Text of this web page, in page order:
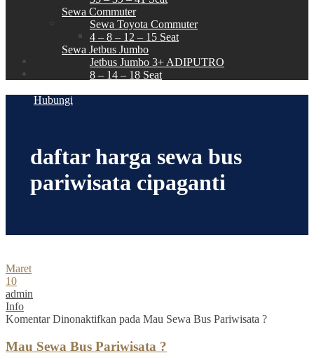
Sewa Commuter
Sewa Toyota Commuter
4 – 8 – 12 – 15 Seat
Sewa Jetbus Jumbo
Jetbus Jumbo 3+ ADIPUTRO
8 – 14 – 18 Seat
Hubungi
daftar harga sewa bus
pariwisata cipaganti
Maret
10
admin
Info
Komentar Dinonaktifkan pada Mau Sewa Bus Pariwisata ?
Mau Sewa Bus Pariwisata ?